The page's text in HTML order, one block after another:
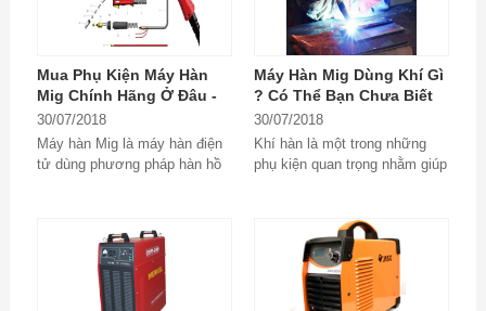
Mua Phụ Kiện Máy Hàn
Mig Chính Hãng Ở Đâu -
Mất Tiền Oan Vì Không
Biết Sớm
30/07/2018
Máy hàn Mig là máy hàn điện
tử dùng phương pháp hàn hồ
Máy Hàn Mig Dùng Khí Gì
? Có Thể Bạn Chưa Biết
30/07/2018
Khí hàn là một trong những
phụ kiện quan trọng nhằm giúp